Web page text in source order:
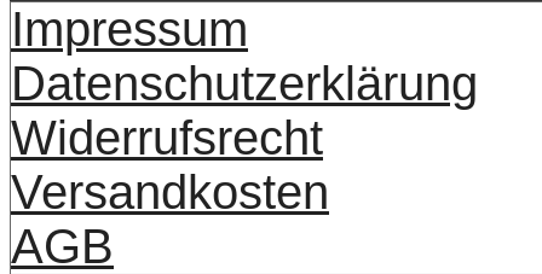
Impressum
Datenschutzerklärung
Widerrufsrecht
Versandkosten
AGB